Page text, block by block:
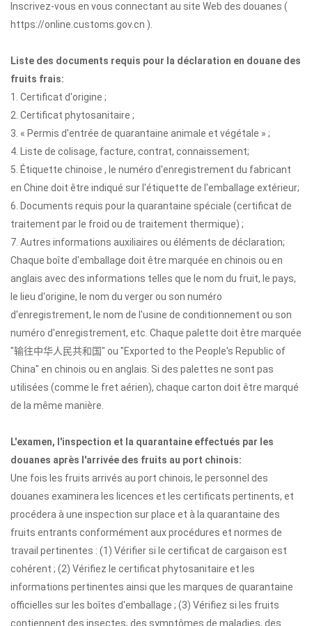
Inscrivez-vous en vous connectant au site Web des douanes (
https://online.customs.gov.cn ).
Liste des documents requis pour la déclaration en douane des
fruits frais:
1. Certificat d'origine ;
2. Certificat phytosanitaire ;
3. « Permis d'entrée de quarantaine animale et végétale » ;
4. Liste de colisage, facture, contrat, connaissement;
5. Étiquette chinoise , le numéro d'enregistrement du fabricant
en Chine doit être indiqué sur l'étiquette de l'emballage extérieur;
6. Documents requis pour la quarantaine spéciale (certificat de
traitement par le froid ou de traitement thermique) ;
7. Autres informations auxiliaires ou éléments de déclaration;
Chaque boîte d'emballage doit être marquée en chinois ou en
anglais avec des informations telles que le nom du fruit, le pays,
le lieu d'origine, le nom du verger ou son numéro
d'enregistrement, le nom de l'usine de conditionnement ou son
numéro d'enregistrement, etc. Chaque palette doit être marquée
"输往中华人民共和国" ou "Exported to the People's Republic of
China" en chinois ou en anglais. Si des palettes ne sont pas
utilisées (comme le fret aérien), chaque carton doit être marqué
de la même manière.
L'examen, l'inspection et la quarantaine effectués par les
douanes après l'arrivée des fruits au port chinois:
Une fois les fruits arrivés au port chinois, le personnel des
douanes examinera les licences et les certificats pertinents, et
procédera à une inspection sur place et à la quarantaine des
fruits entrants conformément aux procédures et normes de
travail pertinentes : (1) Vérifier si le certificat de cargaison est
cohérent ; (2) Vérifiez le certificat phytosanitaire et les
informations pertinentes ainsi que les marques de quarantaine
officielles sur les boîtes d'emballage ; (3) Vérifiez si les fruits
contiennent des insectes, des symptômes de maladies, des